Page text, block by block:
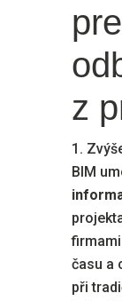
z
BIM
času a
při